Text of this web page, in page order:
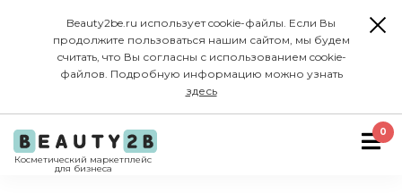
Beauty2be.ru использует cookie-файлы. Если Вы
продолжите пользоваться нашим сайтом, мы будем
считать, что Вы согласны с использованием cookie-
файлов. Подробную информацию можно узнать
здесь
Косметический маркетплейс
для бизнеса
0